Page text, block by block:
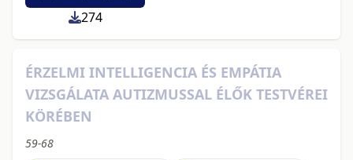
274
ÉRZELMI INTELLIGENCIA ÉS EMPÁTIA
VIZSGÁLATA AUTIZMUSSAL ÉLŐK TESTVÉREI
KÖRÉBEN
59-68